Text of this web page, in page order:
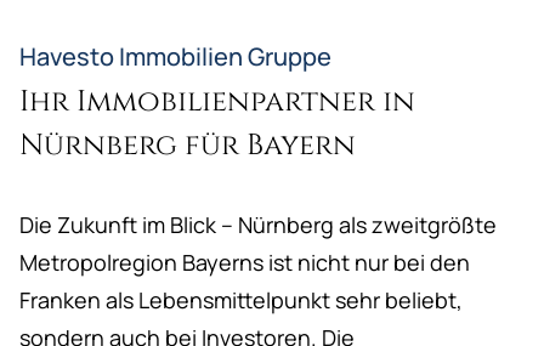
Ihr Immobilienpartner in
Nürnberg für Bayern
Havesto Immobilien Gruppe
Die Zukunft im Blick – Nürnberg als zweitgrößte
Metropolregion Bayerns ist nicht nur bei den
Franken als Lebensmittelpunkt sehr beliebt,
sondern auch bei Investoren. Die